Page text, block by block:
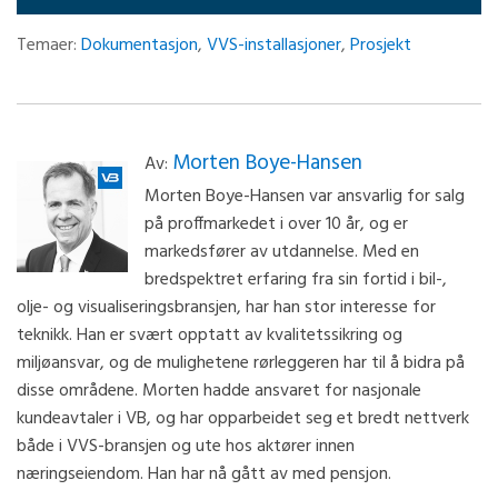
Temaer:Dokumentasjon,VVS-installasjoner,Prosjekt
Av: Morten Boye-Hansen
Morten Boye-Hansen var ansvarlig for salg
på proffmarkedet i over 10 år, og er
markedsfører av utdannelse. Med en
bredspektret erfaring fra sin fortid i bil-,
olje- og visualiseringsbransjen, har han stor interesse for
teknikk. Han er svært opptatt av kvalitetssikring og
miljøansvar, og de mulighetene rørleggeren har til å bidra på
disse områdene. Morten hadde ansvaret for nasjonale
kundeavtaler i VB, og har opparbeidet seg et bredt nettverk
både i VVS-bransjen og ute hos aktører innen
næringseiendom. Han har nå gått av med pensjon.